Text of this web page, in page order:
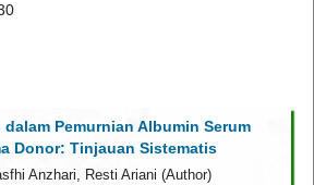
Pemurnian Albumin Serum
Donor: Tinjauan Sistematis
Anzhari, Resti Ariani (Author)